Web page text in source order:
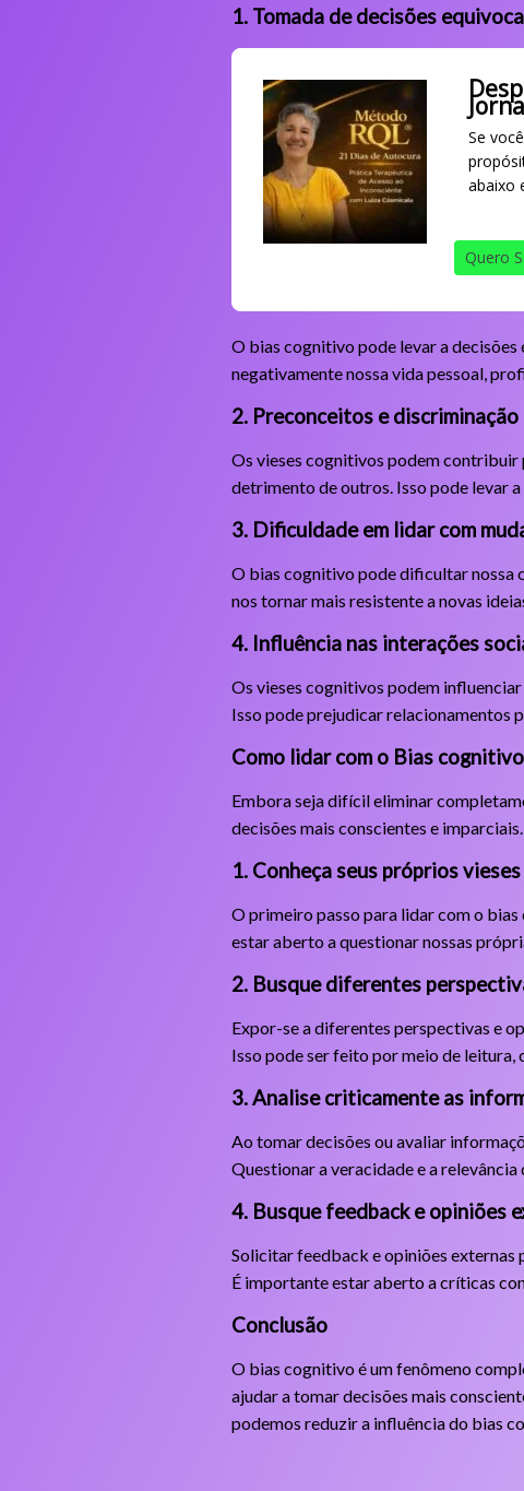
1. Tomada de decisões
Se
abaixo
Quero
O bias cognitivo pode levar a
negativamente nossa vida pessoal,
2. Preconceitos e discriminação
Os vieses cognitivos podem contribuir
detrimento de outros. Isso pode levar a
3. Dificuldade em lidar com
O bias cognitivo pode dificultar nossa
nos tornar mais resistente a novas
4. Influência nas interações
Os vieses cognitivos podem
Isso pode prejudicar relacionamentos
Como lidar com o Bias cognitivo
Embora seja difícil eliminar
decisões mais conscientes e
1. Conheça seus próprios vieses
O primeiro passo para lidar com o
estar aberto a questionar nossas
2. Busque diferentes
Expor-se a diferentes perspectivas e
Isso pode ser feito por meio de leitura,
3. Analise criticamente as
Ao tomar decisões ou avaliar
Questionar a veracidade e a
4. Busque feedback e opiniões
Solicitar feedback e opiniões externas
É importante estar aberto a críticas
Conclusão
O bias cognitivo é um fenômeno
ajudar a tomar decisões mais
podemos reduzir a influência do bias